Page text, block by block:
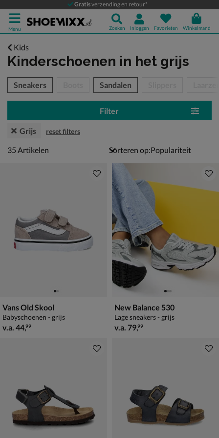
Gratisverzending en retour*
Menu Zoeken Inloggen Favorieten Winkelmand
Kids
Kinderschoenen in het grijs
over
Sneakers Sandalen
Filter
Grijs reset filters
35 artikelen
35 Artikelen Sorteren op:
Vans Old Skool
Babyschoenen - grijs
vanaf € 44,99
v.a. 44,99
New Balance 530
Lage sneakers - grijs
vanaf € 79,99
v.a. 79,99